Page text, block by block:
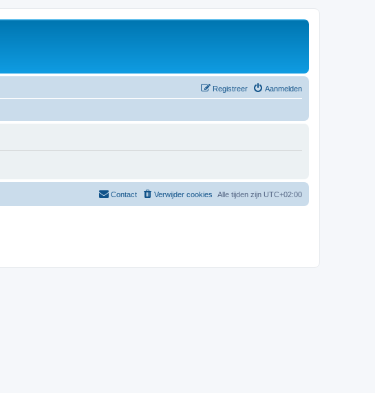
Aanmelden
Registreer
Alle tijden zijn UTC+02:00
Verwijder cookies
Contact